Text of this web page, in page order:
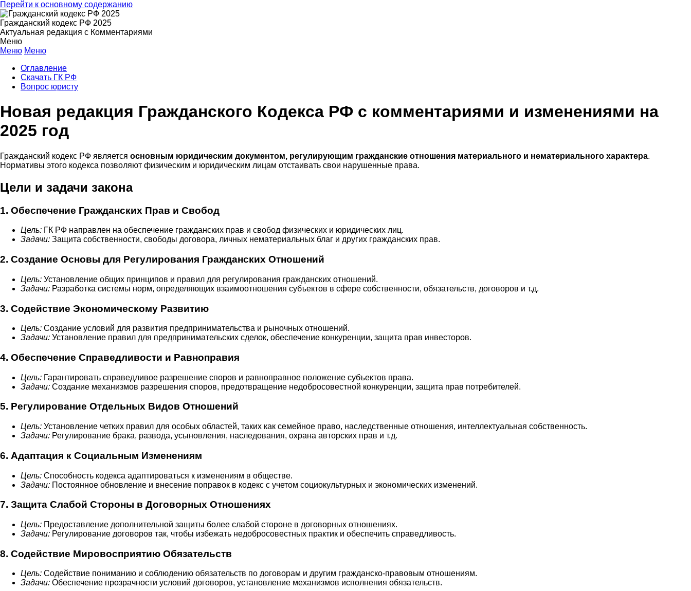
Перейти к основному содержанию
Гражданский кодекс РФ 2025
Актуальная редакция с Комментариями
Меню
Меню Меню
Оглавление
Скачать ГК РФ
Вопрос юристу
Новая редакция Гражданского Кодекса РФ с комментариями и изменениями на
2025 год
Гражданский кодекс РФ является основным юридическим документом, регулирующим гражданские отношения материального и нематериального характера.
Нормативы этого кодекса позволяют физическим и юридическим лицам отстаивать свои нарушенные права.
Цели и задачи закона
1. Обеспечение Гражданских Прав и Свобод
Цель: ГК РФ направлен на обеспечение гражданских прав и свобод физических и юридических лиц.
Задачи: Защита собственности, свободы договора, личных нематериальных благ и других гражданских прав.
2. Создание Основы для Регулирования Гражданских Отношений
Цель: Установление общих принципов и правил для регулирования гражданских отношений.
Задачи: Разработка системы норм, определяющих взаимоотношения субъектов в сфере собственности, обязательств, договоров и т.д.
3. Содействие Экономическому Развитию
Цель: Создание условий для развития предпринимательства и рыночных отношений.
Задачи: Установление правил для предпринимательских сделок, обеспечение конкуренции, защита прав инвесторов.
4. Обеспечение Справедливости и Равноправия
Цель: Гарантировать справедливое разрешение споров и равноправное положение субъектов права.
Задачи: Создание механизмов разрешения споров, предотвращение недобросовестной конкуренции, защита прав потребителей.
5. Регулирование Отдельных Видов Отношений
Цель: Установление четких правил для особых областей, таких как семейное право, наследственные отношения, интеллектуальная собственность.
Задачи: Регулирование брака, развода, усыновления, наследования, охрана авторских прав и т.д.
6. Адаптация к Социальным Изменениям
Цель: Способность кодекса адаптироваться к изменениям в обществе.
Задачи: Постоянное обновление и внесение поправок в кодекс с учетом социокультурных и экономических изменений.
7. Защита Слабой Стороны в Договорных Отношениях
Цель: Предоставление дополнительной защиты более слабой стороне в договорных отношениях.
Задачи: Регулирование договоров так, чтобы избежать недобросовестных практик и обеспечить справедливость.
8. Содействие Мировосприятию Обязательств
Цель: Содействие пониманию и соблюдению обязательств по договорам и другим гражданско-правовым отношениям.
Задачи: Обеспечение прозрачности условий договоров, установление механизмов исполнения обязательств.